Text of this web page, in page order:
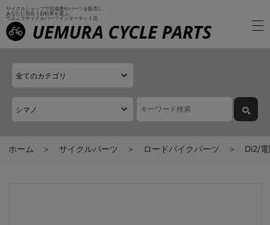
サイクルショップで完成車やパーツを販売し、
あなたに似合う自転車を選ぶ、
ウエムラサイクルパーツインターネット店
ホーム サイクルパーツ ロードバイクパーツ Di2/